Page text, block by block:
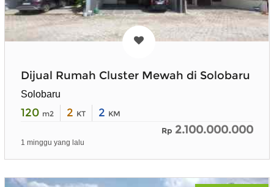
Dijual Rumah Cluster Mewah di Solobaru
Solobaru
120 m2 2 KT 2 KM
Rp 2.100.000.000
1 minggu yang lalu